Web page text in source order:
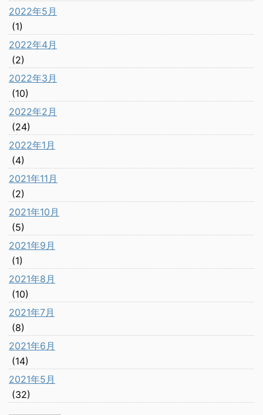
2022年5月
(1)
2022年4月
(2)
2022年3月
(10)
2022年2月
(24)
2022年1月
(4)
2021年11月
(2)
2021年10月
(5)
2021年9月
(1)
2021年8月
(10)
2021年7月
(8)
2021年6月
(14)
2021年5月
(32)